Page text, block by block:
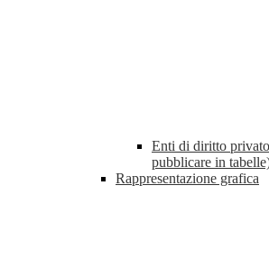
Enti di diritto
pubblicare in
Rappresentazione grafica